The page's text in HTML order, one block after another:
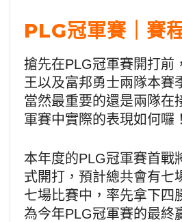
PLG冠軍賽｜賽
搶先在PLG冠軍賽開打前
王以及富邦勇士兩隊本賽
當然最重要的還是兩隊在
軍賽中實際的表現如何囉！
本年度的PLG冠軍賽首戰
式開打，預計總共會有七
七場比賽中，率先拿下四
為今年PLG冠軍賽的最終